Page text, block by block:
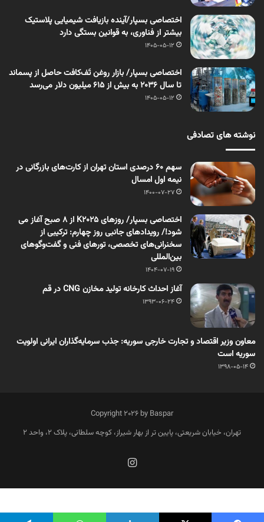
اختصاصی بسپار/آینده بازیافت شیمیایی پلاستیک
بیشتر از فناوری، به قوانین بستگی دارد
1405-05-12
اختصاصی بسپار/ بازار روغن تَف‌کافت حاصل از پسماند
تا سال ۲۰۳۶ به بیش از ۶۱۵ میلیون دلار می‌رسد
1405-05-12
نوشته های تصادفی
سهم ۶۰ درصدی استان تهران از کارت‌های بازرگانی در
نیمه اول امسال
1400-07-27
اختصاصی بسپار/ روزهای K2025 از 8 صبح آغاز می
شود!/ رویدادهای جانبی روز چهارم: ترکیبی از
سخنرانی‌های تخصصی، تورهای فنی و گفت‌وگوهای
بین‌المللی
1404-07-19
آغاز احداث کارخانه تولید مخازن CNG در قم
1393-06-24
معاون وزیر اقتصاد و تجارت خارجی سوریه: جذب سرمایه‌گذاران ایرانی اولویت
سوریه است
1398-05-14
Copyright 2026 by Baspar
تهران، خیابان شریعتی، پایین تر از بهار شیراز، کوچه سلطانی، پلاک 2، واحد 2